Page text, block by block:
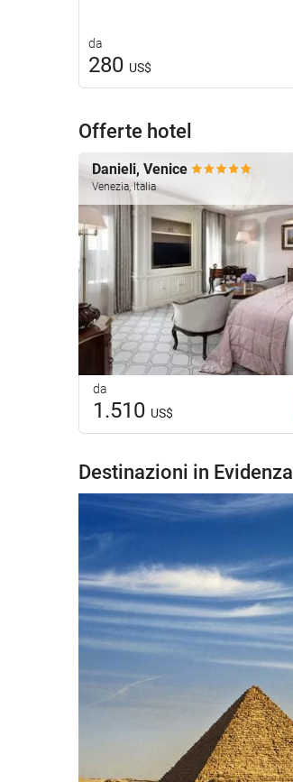
da
280 US$
Offerte hotel
Danieli, Venice
Venezia, Italia
da
1.510 US$
Destinazioni in Evidenza